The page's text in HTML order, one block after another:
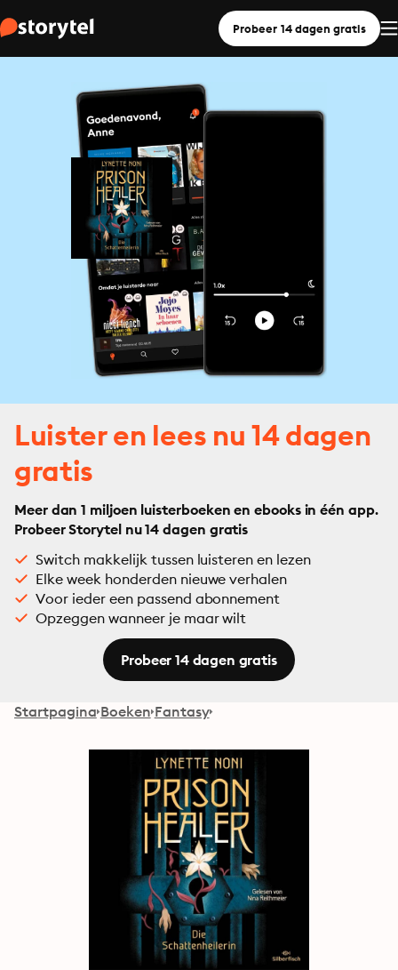
Probeer 14 dagen gratis
Luister en lees nu 14 dagen
gratis
Meer dan 1 miljoen luisterboeken en ebooks in één app.
Probeer Storytel nu 14 dagen gratis
Switch makkelijk tussen luisteren en lezen
Elke week honderden nieuwe verhalen
Voor ieder een passend abonnement
Opzeggen wanneer je maar wilt
Probeer 14 dagen gratis
Startpagina Boeken Fantasy